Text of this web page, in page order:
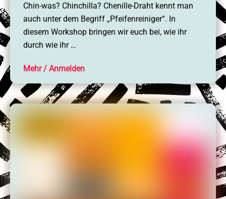
Chin-was? Chinchilla? Chenille-Draht kennt man
auch unter dem Begriff „Pfeifenreiniger“. In
diesem Workshop bringen wir euch bei, wie ihr
durch wie ihr …
Mehr